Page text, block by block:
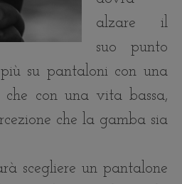
alzare il
suo punto
su pantaloni con una
con una vita bassa,
che la gamba sia
scegliere un pantalone